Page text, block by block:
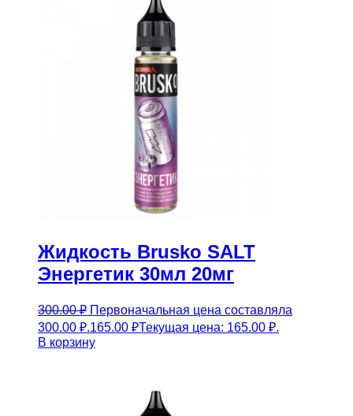
Жидкость Brusko SALT
Энергетик 30мл 20мг
300.00₽ Первоначальная цена составляла
300.00 ₽.165.00 ₽Текущая цена: 165.00 ₽.
В корзину